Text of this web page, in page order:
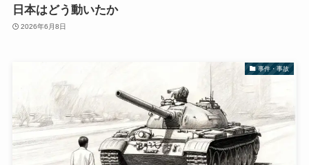
日本はどう動いたか
2026年6月8日
事件・事故